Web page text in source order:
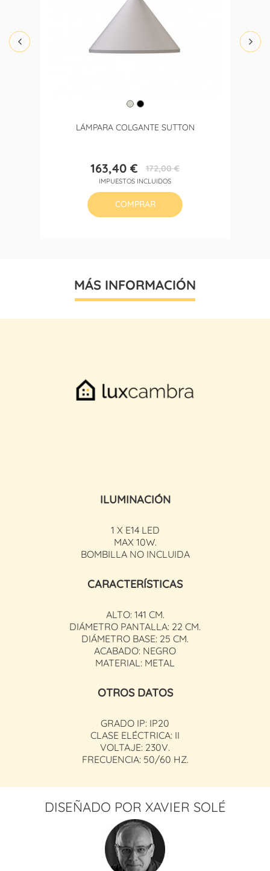
LÁMPARA COLGANTE SUTTON
Precio
163,40 €Precio
base
172,00 €
IMPUESTOS INCLUIDOS
COMPRAR
MÁS INFORMACIÓN
ILUMINACIÓN
1 X E14 LED
MAX 10W.
BOMBILLA NO INCLUIDA
CARACTERÍSTICAS
ALTO: 141 CM.
DIÁMETRO PANTALLA: 22 CM.
DIÁMETRO BASE: 25 CM.
ACABADO: NEGRO
MATERIAL: METAL
OTROS DATOS
GRADO IP: IP20
CLASE ELÉCTRICA: II
VOLTAJE: 230V.
FRECUENCIA: 50/60 HZ.
DISEÑADO POR XAVIER SOLÉ